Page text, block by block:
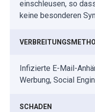
einschleusen, so
keine besonderen
Infizierte E-Mail-
Werbung, Social
SCHADEN